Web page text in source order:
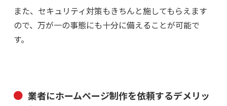
また、セキュリティ対策もきちんと施してもらえます
ので、万が一の事態にも十分に備えることが可能で
す。
業者にホームページ制作を依頼するデメリッ